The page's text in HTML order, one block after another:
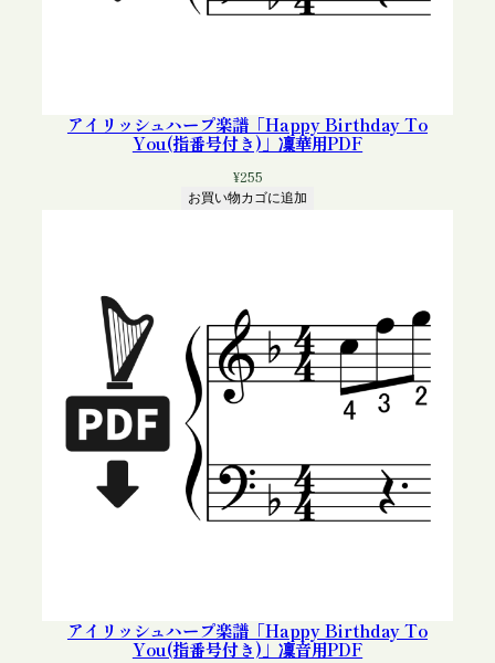
アイリッシュハープ楽譜「Happy Birthday To
You(指番号付き)」凜華用PDF
¥255
お買い物カゴに追加
アイリッシュハープ楽譜「Happy Birthday To
You(指番号付き)」凜音用PDF